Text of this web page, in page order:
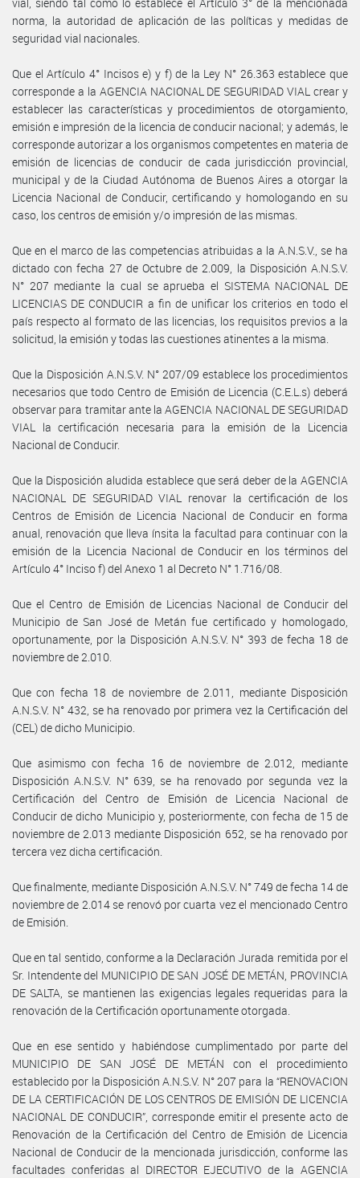
norma, la autoridad de aplicación de las políticas y medidas de
seguridad vial nacionales.
Que el Artículo 4° Incisos e) y f) de la Ley N° 26.363 establece que
corresponde a la AGENCIA NACIONAL DE SEGURIDAD VIAL crear y
establecer las características y procedimientos de otorgamiento,
emisión e impresión de la licencia de conducir nacional; y además, le
corresponde autorizar a los organismos competentes en materia de
emisión de licencias de conducir de cada jurisdicción provincial,
municipal y de la Ciudad Autónoma de Buenos Aires a otorgar la
Licencia Nacional de Conducir, certificando y homologando en su
caso, los centros de emisión y/o impresión de las mismas.
Que en el marco de las competencias atribuidas a la A.N.S.V., se ha
dictado con fecha 27 de Octubre de 2.009, la Disposición A.N.S.V.
N° 207 mediante la cual se aprueba el SISTEMA NACIONAL DE
LICENCIAS DE CONDUCIR a fin de unificar los criterios en todo el
país respecto al formato de las licencias, los requisitos previos a la
solicitud, la emisión y todas las cuestiones atinentes a la misma.
Que la Disposición A.N.S.V. N° 207/09 establece los procedimientos
necesarios que todo Centro de Emisión de Licencia (C.E.L.s) deberá
observar para tramitar ante la AGENCIA NACIONAL DE SEGURIDAD
VIAL la certificación necesaria para la emisión de la Licencia
Nacional de Conducir.
Que la Disposición aludida establece que será deber de la AGENCIA
NACIONAL DE SEGURIDAD VIAL renovar la certificación de los
Centros de Emisión de Licencia Nacional de Conducir en forma
anual, renovación que lleva ínsita la facultad para continuar con la
emisión de la Licencia Nacional de Conducir en los términos del
Artículo 4° Inciso f) del Anexo 1 al Decreto N° 1.716/08.
Que el Centro de Emisión de Licencias Nacional de Conducir del
Municipio de San José de Metán fue certificado y homologado,
oportunamente, por la Disposición A.N.S.V. N° 393 de fecha 18 de
noviembre de 2.010.
Que con fecha 18 de noviembre de 2.011, mediante Disposición
A.N.S.V. N° 432, se ha renovado por primera vez la Certificación del
(CEL) de dicho Municipio.
Que asimismo con fecha 16 de noviembre de 2.012, mediante
Disposición A.N.S.V. N° 639, se ha renovado por segunda vez la
Certificación del Centro de Emisión de Licencia Nacional de
Conducir de dicho Municipio y, posteriormente, con fecha de 15 de
noviembre de 2.013 mediante Disposición 652, se ha renovado por
tercera vez dicha certificación.
Que finalmente, mediante Disposición A.N.S.V. N° 749 de fecha 14 de
noviembre de 2.014 se renovó por cuarta vez el mencionado Centro
de Emisión.
Que en tal sentido, conforme a la Declaración Jurada remitida por el
Sr. Intendente del MUNICIPIO DE SAN JOSÉ DE METÁN, PROVINCIA
DE SALTA, se mantienen las exigencias legales requeridas para la
renovación de la Certificación oportunamente otorgada.
Que en ese sentido y habiéndose cumplimentado por parte del
MUNICIPIO DE SAN JOSÉ DE METÁN con el procedimiento
establecido por la Disposición A.N.S.V. N° 207 para la “RENOVACION
DE LA CERTIFICACIÓN DE LOS CENTROS DE EMISIÓN DE LICENCIA
NACIONAL DE CONDUCIR”, corresponde emitir el presente acto de
Renovación de la Certificación del Centro de Emisión de Licencia
Nacional de Conducir de la mencionada jurisdicción, conforme las
facultades conferidas al DIRECTOR EJECUTIVO de la AGENCIA